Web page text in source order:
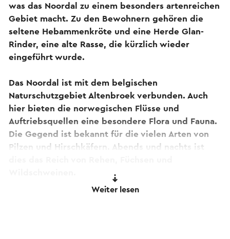
was das Noordal zu einem besonders artenreichen
Gebiet macht. Zu den Bewohnern gehören die
seltene Hebammenkröte und eine Herde Glan-
Rinder, eine alte Rasse, die kürzlich wieder
eingeführt wurde.
Das Noordal ist mit dem belgischen
Naturschutzgebiet Altenbroek verbunden. Auch
hier bieten die norwegischen Flüsse und
Auftriebsquellen eine besondere Flora und Fauna.
Die Gegend ist bekannt für die vielen Arten von
Pilzen und Hirschkäfern. Abends und nachts ist
Dieser Text wurde mit Hilfe eines Online-
Weiter lesen